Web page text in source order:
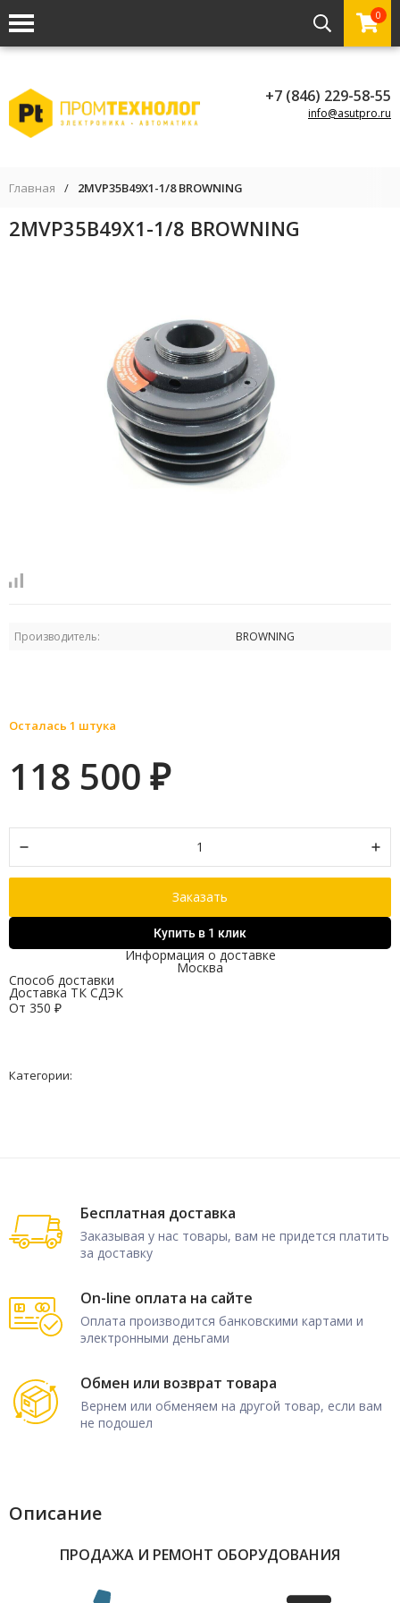
0
+7 (846) 229-58-55
info@asutpro.ru
Главная / 2MVP35B49X1-1/8 BROWNING
2MVP35B49X1-1/8 BROWNING
Производитель: BROWNING
Осталась 1 штука
118 500 ₽
Заказать
Купить в 1 клик
Информация о доставке
Москва
Способ доставки
Доставка ТК СДЭК
От 350 ₽
Категории:
Бесплатная доставка
Заказывая у нас товары, вам не придется платить
за доставку
On-line оплата на сайте
Оплата производится банковскими картами и
электронными деньгами
Обмен или возврат товара
Вернем или обменяем на другой товар, если вам
не подошел
Описание
ПРОДАЖА И РЕМОНТ ОБОРУДОВАНИЯ